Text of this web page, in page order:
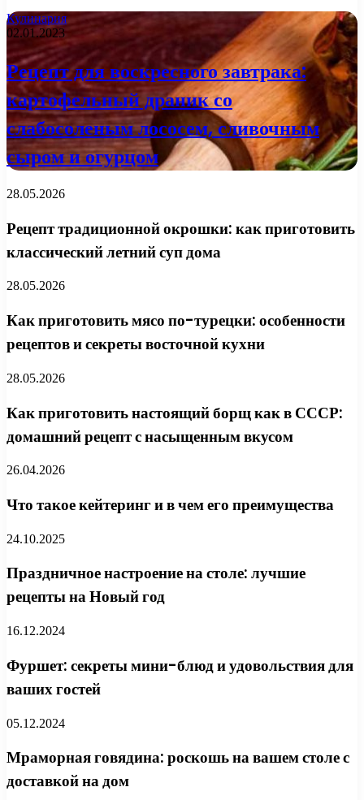
Кулинария
02.01.2023
Рецепт для воскресного завтрака:
картофельный драник со
слабосоленым лососем, сливочным
сыром и огурцом
28.05.2026
Рецепт традиционной окрошки: как приготовить
классический летний суп дома
28.05.2026
Как приготовить мясо по-турецки: особенности
рецептов и секреты восточной кухни
28.05.2026
Как приготовить настоящий борщ как в СССР:
домашний рецепт с насыщенным вкусом
26.04.2026
Что такое кейтеринг и в чем его преимущества
24.10.2025
Праздничное настроение на столе: лучшие
рецепты на Новый год
16.12.2024
Фуршет: секреты мини-блюд и удовольствия для
ваших гостей
05.12.2024
Мраморная говядина: роскошь на вашем столе с
доставкой на дом